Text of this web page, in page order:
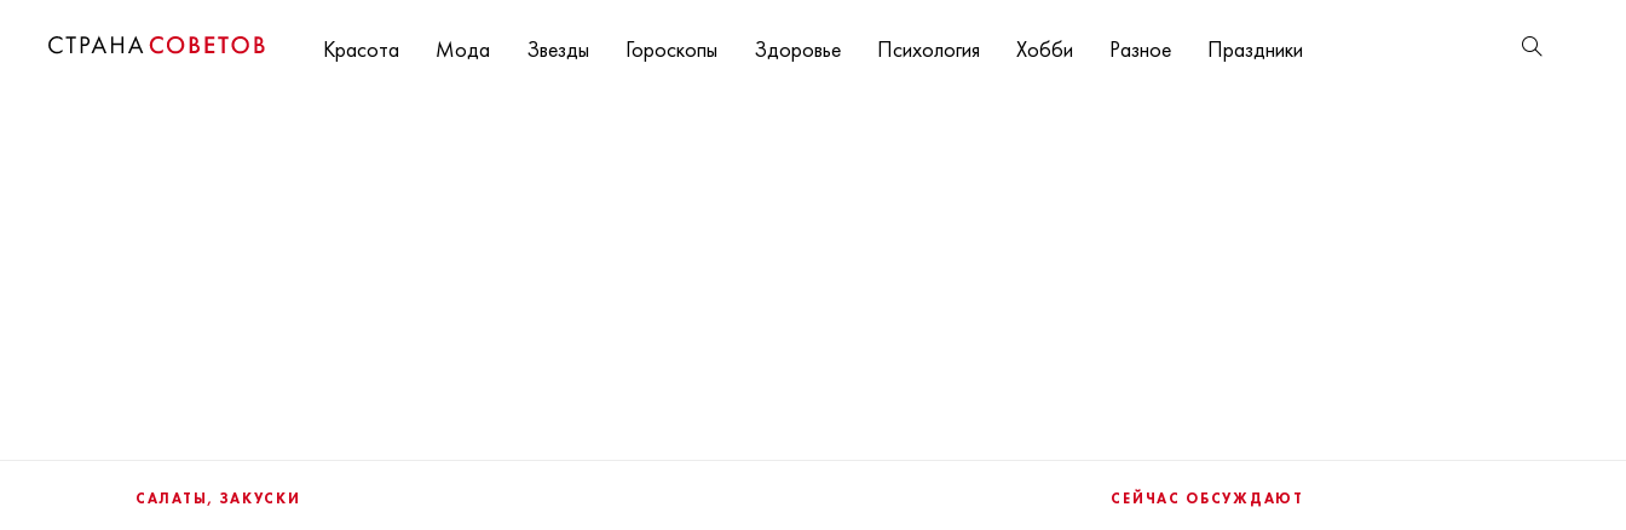
Красота Мода Звезды Гороскопы Здоровье Психология Хобби Разное Праздники
СЕЙЧАС ОБСУЖДАЮТ
САЛАТЫ, ЗАКУСКИ